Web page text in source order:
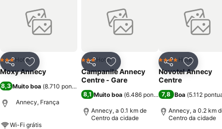
secador de cabelo, ferro/Tábua de passar roupa, banheiro privativo,
televisão via satélite, telefone e janelas com belas vistas.
PartilharAdicionar aos favoritos
3 Estrelas
Hotel
Moxy Annecy
8,3 Muito boa (8.710 pontuações
Annecy, França
Wi-Fi grátis
PartilharAdicionar aos favoritos
3 Estrelas
Hotel
Campanile Annecy
Centre - Gare
8,1 Muito boa (6.486 pontuações)
Annecy, a 0.1 km de
Centro da cidade
Partilhar
4 EstrelasHotel
Novotel Annecy
Centre
7,8 Boa (5.112
Annecy, a 0.2 km
Centro da cidade